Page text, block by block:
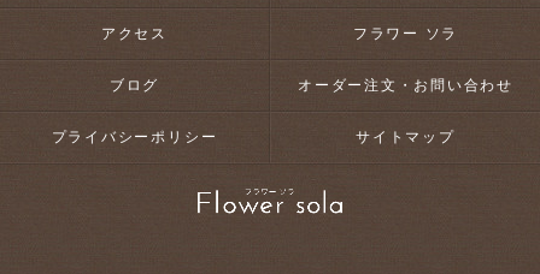
アクセス フラワー ソラ
ブログ オーダー注文・お問い合わせ
プライバシーポリシー サイトマップ